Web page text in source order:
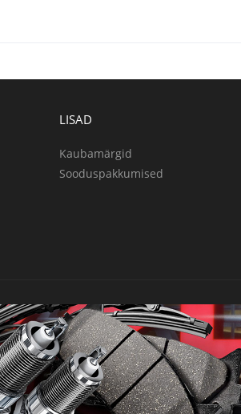
LISAD
Kaubamärgid
Sooduspakkumised